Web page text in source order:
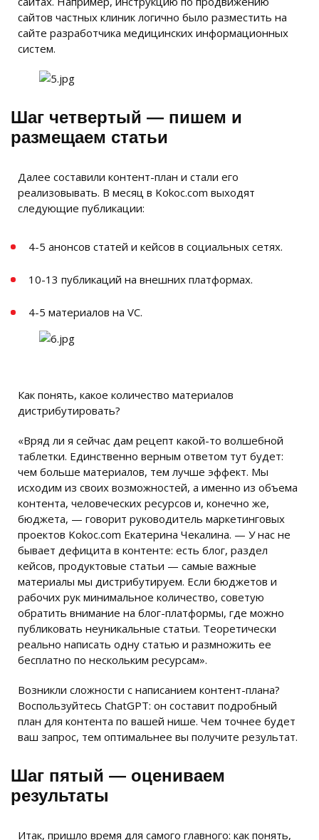
сайтов частных клиник логично было разместить на
сайте разработчика медицинских информационных
систем.
Шаг четвертый — пишем и
размещаем статьи
Далее составили контент-план и стали его
реализовывать. В месяц в Kokoc.com выходят
следующие публикации:
4-5 анонсов статей и кейсов в социальных сетях.
10-13 публикаций на внешних платформах.
4-5 материалов на VC.
Как понять, какое количество материалов
дистрибутировать?
«Вряд ли я сейчас дам рецепт какой-то волшебной
таблетки. Единственно верным ответом тут будет:
чем больше материалов, тем лучше эффект. Мы
исходим из своих возможностей, а именно из объема
контента, человеческих ресурсов и, конечно же,
бюджета, — говорит руководитель маркетинговых
проектов Kokoc.com Екатерина Чекалина. — У нас не
бывает дефицита в контенте: есть блог, раздел
кейсов, продуктовые статьи — самые важные
материалы мы дистрибутируем. Если бюджетов и
рабочих рук минимальное количество, советую
обратить внимание на блог-платформы, где можно
публиковать неуникальные статьи. Теоретически
реально написать одну статью и размножить ее
бесплатно по нескольким ресурсам».
Возникли сложности с написанием контент-плана?
Воспользуйтесь ChatGPT: он составит подробный
план для контента по вашей нише. Чем точнее будет
ваш запрос, тем оптимальнее вы получите результат.
Шаг пятый — оцениваем
результаты
Итак, пришло время для самого главного: как понять,